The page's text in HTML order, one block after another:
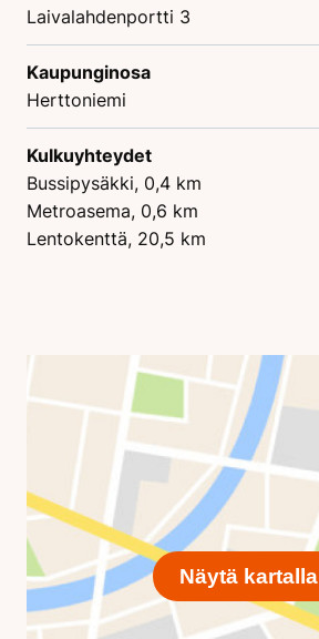
Laivalahdenportti 3
Kaupunginosa
Herttoniemi
Kulkuyhteydet
Bussipysäkki, 0,4 km
Metroasema, 0,6 km
Lentokenttä, 20,5 km
Näytä kartalla